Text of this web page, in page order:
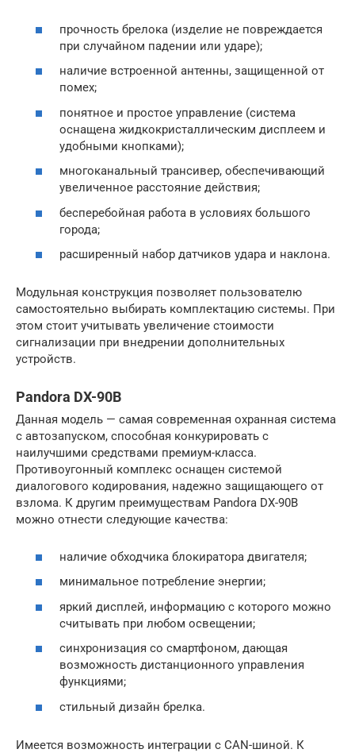
прочность брелока (изделие не повреждается
при случайном падении или ударе);
наличие встроенной антенны, защищенной от
помех;
понятное и простое управление (система
оснащена жидкокристаллическим дисплеем и
удобными кнопками);
многоканальный трансивер, обеспечивающий
увеличенное расстояние действия;
бесперебойная работа в условиях большого
города;
расширенный набор датчиков удара и наклона.
Модульная конструкция позволяет пользователю
самостоятельно выбирать комплектацию системы. При
этом стоит учитывать увеличение стоимости
сигнализации при внедрении дополнительных
устройств.
Pandora DX-90B
Данная модель — самая современная охранная система
с автозапуском, способная конкурировать с
наилучшими средствами премиум-класса.
Противоугонный комплекс оснащен системой
диалогового кодирования, надежно защищающего от
взлома. К другим преимуществам Pandora DX-90B
можно отнести следующие качества:
наличие обходчика блокиратора двигателя;
минимальное потребление энергии;
яркий дисплей, информацию с которого можно
считывать при любом освещении;
синхронизация со смартфоном, дающая
возможность дистанционного управления
функциями;
стильный дизайн брелка.
Имеется возможность интеграции с CAN-шиной. К